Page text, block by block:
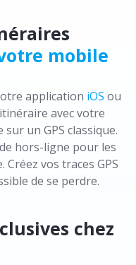
mobile
application iOS ou
avec votre
un GPS classique.
hors-ligne pour les
vos traces GPS
de se perdre.
chez